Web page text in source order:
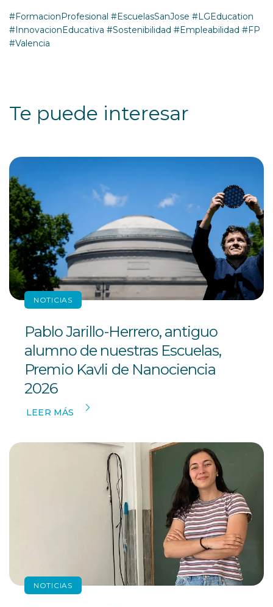
#FormacionProfesional #EscuelasSanJose #LGEducation
#InnovacionEducativa #Sostenibilidad #Empleabilidad #FP
#Valencia
Te puede interesar
NOTICIAS
Pablo Jarillo-Herrero, antiguo
alumno de nuestras Escuelas,
Premio Kavli de Nanociencia
2026
LEER MÁS
NOTICIAS